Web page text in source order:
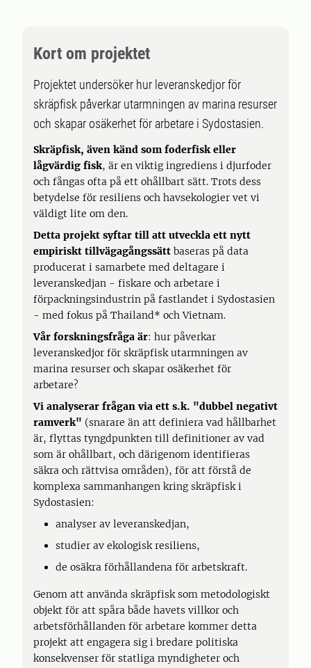
Kort om projektet
Projektet undersöker hur leveranskedjor för
skräpfisk påverkar utarmningen av marina resurser
och skapar osäkerhet för arbetare i Sydostasien.
Skräpfisk, även känd som foderfisk eller
lågvärdig fisk, är en viktig ingrediens i djurfoder
och fångas ofta på ett ohållbart sätt. Trots dess
betydelse för resiliens och havsekologier vet vi
väldigt lite om den.
Detta projekt syftar till att utveckla ett nytt
empiriskt tillvägagångssätt baseras på data
producerat i samarbete med deltagare i
leveranskedjan - fiskare och arbetare i
förpackningsindustrin på fastlandet i Sydostasien
- med fokus på Thailand* och Vietnam.
Vår forskningsfråga är: hur påverkar
leveranskedjor för skräpfisk utarmningen av
marina resurser och skapar osäkerhet för
arbetare?
Vi analyserar frågan via ett s.k. "dubbel negativt
ramverk" (snarare än att definiera vad hållbarhet
är, flyttas tyngdpunkten till definitioner av vad
som är ohållbart, och därigenom identifieras
säkra och rättvisa områden), för att förstå de
komplexa sammanhangen kring skräpfisk i
Sydostasien:
analyser av leveranskedjan,
studier av ekologisk resiliens,
de osäkra förhållandena för arbetskraft.
Genom att använda skräpfisk som metodologiskt
objekt för att spåra både havets villkor och
arbetsförhållanden för arbetare kommer detta
projekt att engagera sig i bredare politiska
konsekvenser för statliga myndigheter och